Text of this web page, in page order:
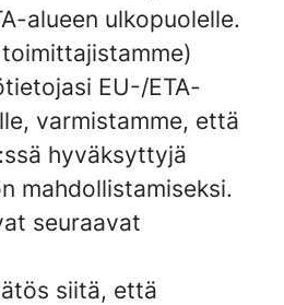
alueen ulkopuolelle.
EU-/ETA-
varmistamme, että
hyväksyttyjä
mahdollistamiseksi.
seuraavat
siitä, että